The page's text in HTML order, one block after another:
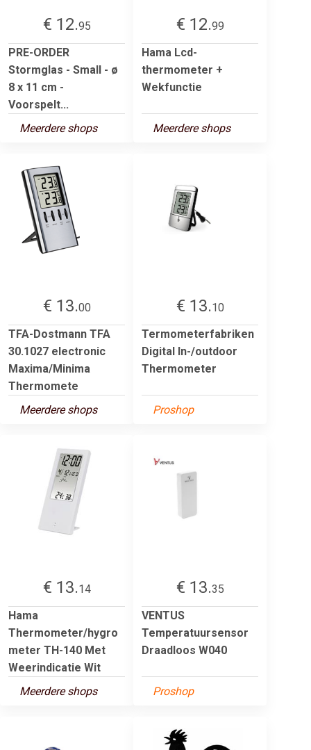
€ 12.95
PRE-ORDER
Stormglas - Small - ø
8 x 11 cm -
Voorspelt...
Meerdere shops
€ 12.99
Hama Lcd-
thermometer +
Wekfunctie
Meerdere shops
€ 13.00
TFA-Dostmann TFA
30.1027 electronic
Maxima/Minima
Thermomete
Meerdere shops
€ 13.10
Termometerfabriken
Digital In-/outdoor
Thermometer
Proshop
€ 13.14
Hama
Thermometer/hygro
meter TH-140 Met
Weerindicatie Wit
Meerdere shops
€ 13.35
VENTUS
Temperatuursensor
Draadloos W040
Proshop